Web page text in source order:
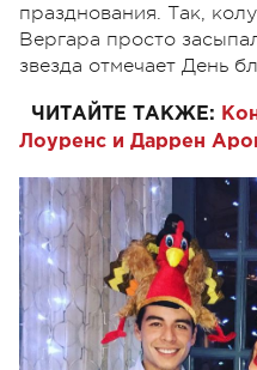
празднования. Так,
Вергара просто
звезда отмечает День
ЧИТАЙТЕ ТАКЖЕ:
Лоуренс и Даррен